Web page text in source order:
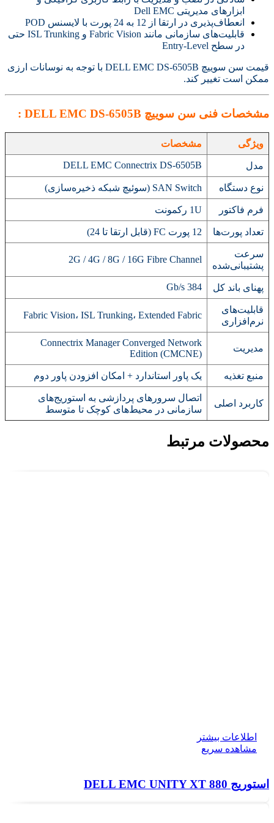
ابزارهای مدیریتی Dell EMC
انعطاف‌پذیری در ارتقا از 12 به 24 پورت با لایسنس POD
قابلیت‌های سازمانی مانند Fabric Vision و ISL Trunking حتی
در سطح Entry-Level
قیمت سن سوییچ DELL EMC DS-6505B با توجه به نوسانات ارزی
ممکن است تغییر کند.
مشخصات فنی سن سوییچ DELL EMC DS-6505B :
ویژگی مشخصات
مدل DELL EMC Connectrix DS-6505B
نوع دستگاه SAN Switch (سوئیچ شبکه ذخیره‌سازی)
فرم فاکتور 1U رکمونت
تعداد پورت‌ها 12 پورت FC (قابل ارتقا تا 24)
سرعت
پشتیبانی‌شده
2G / 4G / 8G / 16G Fibre Channel
پهنای باند کل 384 Gb/s
قابلیت‌های
نرم‌افزاری
Fabric Vision، ISL Trunking، Extended Fabric
مدیریت
Connectrix Manager Converged Network
Edition (CMCNE)
منبع تغذیه یک پاور استاندارد + امکان افزودن پاور دوم
کاربرد اصلی
اتصال سرورهای پردازشی به استوریج‌های
سازمانی در محیط‌های کوچک تا متوسط
محصولات مرتبط
اطلاعات بیشتر
مشاهده سریع
استوریج DELL EMC UNITY XT 880